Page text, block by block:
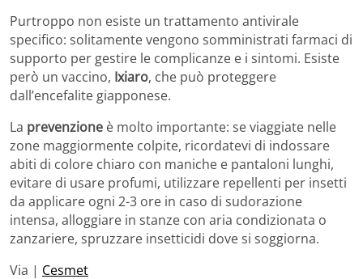
Purtroppo non esiste un trattamento antivirale
specifico: solitamente vengono somministrati farmaci di
supporto per gestire le complicanze e i sintomi. Esiste
però un vaccino, Ixiaro, che può proteggere
dall’encefalite giapponese.
La prevenzione è molto importante: se viaggiate nelle
zone maggiormente colpite, ricordatevi di indossare
abiti di colore chiaro con maniche e pantaloni lunghi,
evitare di usare profumi, utilizzare repellenti per insetti
da applicare ogni 2-3 ore in caso di sudorazione
intensa, alloggiare in stanze con aria condizionata o
zanzariere, spruzzare insetticidi dove si soggiorna.
Via | Cesmet